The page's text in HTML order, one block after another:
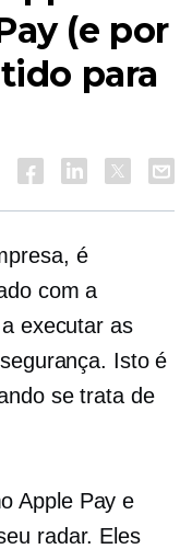
(e por
para
é
com a
executar as
Isto é
se trata de
Apple Pay e
radar. Eles